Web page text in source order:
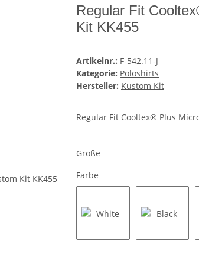
Regular Fit
Kit KK455
Artikelnr.: F-542.11-J
Kategorie: Poloshirts
Hersteller: Kustom Kit
Regular Fit Cooltex® Plus
Größe
Farbe